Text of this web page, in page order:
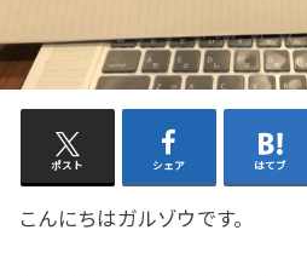
ポスト シェア はてブ
こんにちはガルゾウです。